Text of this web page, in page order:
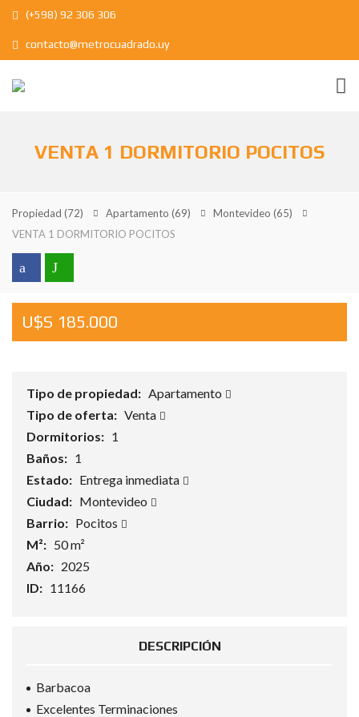
(+598) 92 306 306
contacto@metrocuadrado.uy
VENTA 1 DORMITORIO POCITOS
Propiedad (72) Apartamento (69) Montevideo (65)
VENTA 1 DORMITORIO POCITOS
U$S 185.000
Tipo de propiedad: Apartamento
Tipo de oferta: Venta
Dormitorios: 1
Baños: 1
Estado: Entrega inmediata
Ciudad: Montevideo
Barrio: Pocitos
M²: 50 m²
Año: 2025
ID: 11166
DESCRIPCIÓN
Barbacoa
Excelentes Terminaciones